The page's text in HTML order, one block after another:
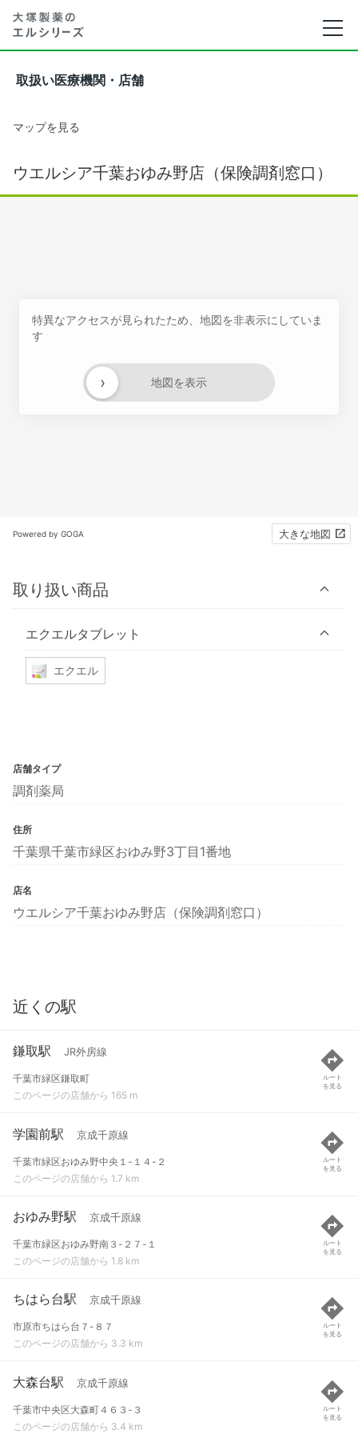
取扱い医療機関・店舗
マップを見る
ウエルシア千葉おゆみ野店（保険調剤窓口）
特異なアクセスが見られたため、地図を非表示にしていま
す
地図を表示
›
Powered by GOGA 大きな地図
取り扱い商品
エクエルタブレット
エクエル
店舗タイプ
調剤薬局
住所
千葉県千葉市緑区おゆみ野3丁目1番地
店名
ウエルシア千葉おゆみ野店（保険調剤窓口）
近くの駅
鎌取駅 JR外房線
千葉市緑区鎌取町
このページの店舗から 165 m
ルート
を見る
学園前駅 京成千原線
千葉市緑区おゆみ野中央１-１４-２
このページの店舗から 1.7 km
ルート
を見る
おゆみ野駅 京成千原線
千葉市緑区おゆみ野南３-２７-１
このページの店舗から 1.8 km
ルート
を見る
ちはら台駅 京成千原線
市原市ちはら台７-８７
このページの店舗から 3.3 km
ルート
を見る
大森台駅 京成千原線
千葉市中央区大森町４６３-３
このページの店舗から 3.4 km
ルート
を見る